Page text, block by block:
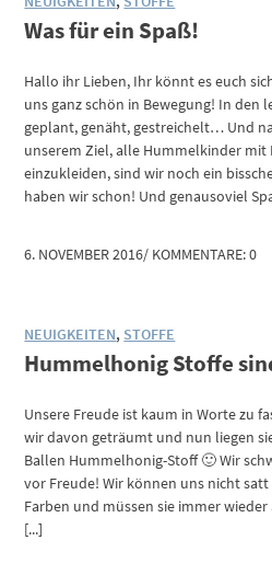
Was für ein Spaß!
Hallo ihr Lieben, Ihr könnt es euch
uns ganz schön in Bewegung! In den
geplant, genäht, gestreichelt… Und
unserem Ziel, alle Hummelkinder
einzukleiden, sind wir noch ein
haben wir schon! Und genausoviel
6. NOVEMBER 2016/ KOMMENTARE: 0
NEUIGKEITEN, STOFFE
Hummelhonig Stoffe
Unsere Freude ist kaum in Worte zu
wir davon geträumt und nun liegen
Ballen Hummelhonig-Stoff 🙂 Wir
vor Freude! Wir können uns nicht
Farben und müssen sie immer wieder
[...]